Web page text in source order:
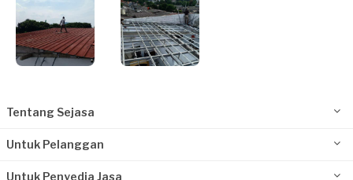
Tentang Sejasa
Untuk Pelanggan
Untuk Penyedia Jasa